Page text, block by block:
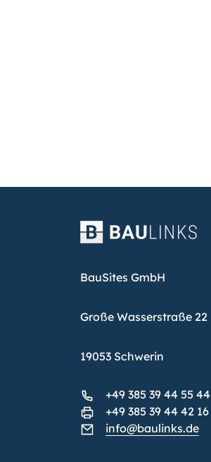
BauSites GmbH
Große Wasserstraße 22
19053 Schwerin
+49 385 39 44 55 44
+49 385 39 44 42 16
info@baulinks.de